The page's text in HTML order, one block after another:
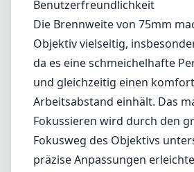
Das manuelle Fokussieren wird durch den
des Objektivs unterstützt, was präzise
Einige könnten jedoch das Fehlen eines
einschränkend empfinden, insbesondere
Situationen wie Veranstaltungen oder der
Vor- und Nachteile
Hervorragende
Exzellente optische Leistung,